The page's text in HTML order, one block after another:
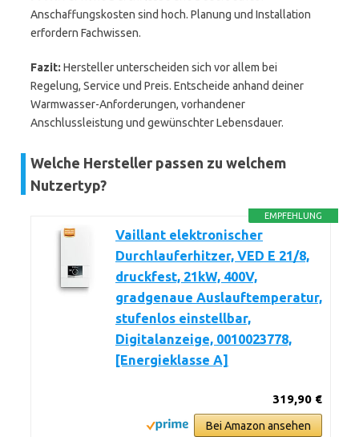
Anschaffungskosten sind hoch. Planung und Installation
erfordern Fachwissen.
Fazit: Hersteller unterscheiden sich vor allem bei
Regelung, Service und Preis. Entscheide anhand deiner
Warmwasser-Anforderungen, vorhandener
Anschlussleistung und gewünschter Lebensdauer.
Welche Hersteller passen zu welchem
Nutzertyp?
EMPFEHLUNG
Vaillant elektronischer
Durchlauferhitzer, VED E 21/8,
druckfest, 21kW, 400V,
gradgenaue Auslauftemperatur,
stufenlos einstellbar,
Digitalanzeige, 0010023778,
[Energieklasse A]
319,90 €
Bei Amazon ansehen